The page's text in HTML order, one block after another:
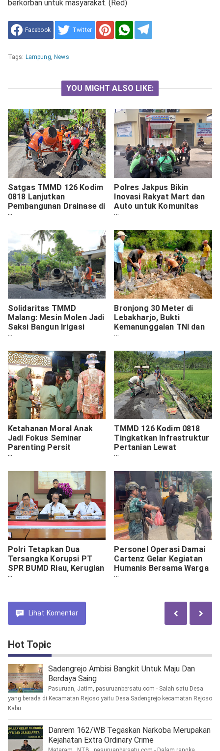
berkorban untuk masyarakat. (Red)
Facebook Twitter
Tags: Lampung, News
YOU MIGHT ALSO LIKE:
Satgas TMMD 126 Kodim
0818 Lanjutkan
Pembangunan Drainase di
Desa Lebakharjo
Polres Jakpus Bikin
Inovasi Rakyat Mart dan
Auto untuk Komunitas
Ojol
Solidaritas TMMD
Malang: Mesin Molen Jadi
Saksi Bangun Irigasi
Krajan 1A
Bronjong 30 Meter di
Lebakharjo, Bukti
Kemanunggalan TNI dan
Rakyat
Ketahanan Moral Anak
Jadi Fokus Seminar
Parenting Persit
Brawijaya
TMMD 126 Kodim 0818
Tingkatkan Infrastruktur
Pertanian Lewat
Pembangunan Irigasi
Polri Tetapkan Dua
Tersangka Korupsi PT
SPR BUMD Riau, Kerugian
Capai Rp33 Miliar
Personel Operasi Damai
Cartenz Gelar Kegiatan
Humanis Bersama Warga
Enarotali
Lihat Komentar
Hot Topic
Sadengrejo Ambisi Bangkit Untuk Maju Dan
Berdaya Saing
Pasuruan, Jatim, pasuruanbersatu.com - Salah satu Desa
yang berada di Kecamatan Rejoso yaitu Desa Sadengrejo kecamatan Rejoso
Kabu...
Danrem 162/WB Tegaskan Narkoba Merupakan
Kejahatan Extra Ordinary Crime